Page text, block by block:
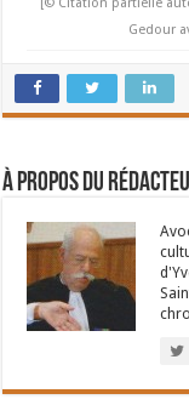
Gedour
À propos du